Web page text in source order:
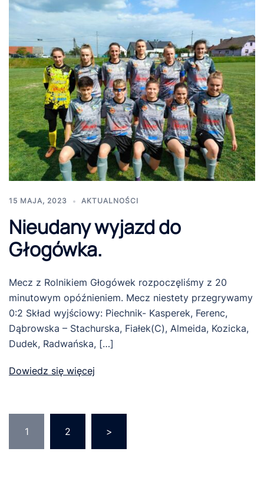
15 MAJA, 2023 AKTUALNOŚCI
Nieudany wyjazd do
Głogówka.
Mecz z Rolnikiem Głogówek rozpoczęliśmy z 20
minutowym opóźnieniem. Mecz niestety przegrywamy
0:2 Skład wyjściowy: Piechnik- Kasperek, Ferenc,
Dąbrowska – Stachurska, Fiałek(C), Almeida, Kozicka,
Dudek, Radwańska, […]
Dowiedz się więcej
wpisów
1 2 >